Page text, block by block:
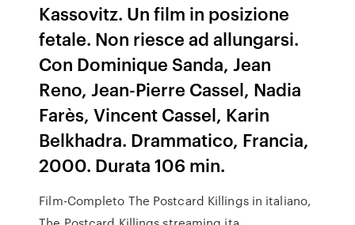
Kassovitz. Un film in posizione
fetale. Non riesce ad allungarsi.
Con Dominique Sanda, Jean
Reno, Jean-Pierre Cassel, Nadia
Farès, Vincent Cassel, Karin
Belkhadra. Drammatico, Francia,
2000. Durata 106 min.
Film-Completo The Postcard Killings in italiano,